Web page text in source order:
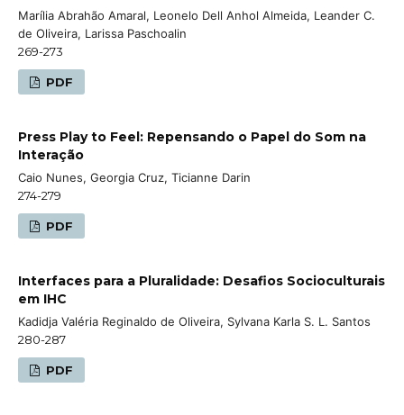
Marília Abrahão Amaral, Leonelo Dell Anhol Almeida, Leander C.
de Oliveira, Larissa Paschoalin
269-273
PDF
Press Play to Feel: Repensando o Papel do Som na
Interação
Caio Nunes, Georgia Cruz, Ticianne Darin
274-279
PDF
Interfaces para a Pluralidade: Desafios Socioculturais
em IHC
Kadidja Valéria Reginaldo de Oliveira, Sylvana Karla S. L. Santos
280-287
PDF